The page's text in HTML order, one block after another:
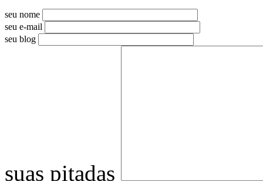
seu nome
seu e-mail
seu blog
suas pitadas